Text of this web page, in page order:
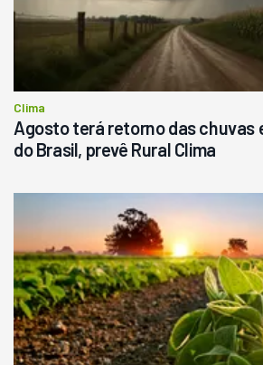
Clima
Agosto terá retorno das chuvas
do Brasil, prevê Rural Clima